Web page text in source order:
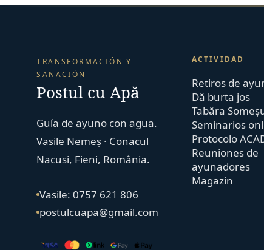
TRANSFORMACIÓN Y
SANACIÓN
Postul cu Apă
Guía de ayuno con agua.
Vasile Nemeș · Conacul
Nacusi, Fieni, România.
Vasile: 0757 621 806
postulcuapa@gmail.com
ACTIVIDAD
Retiros de
Dă burta jos
Tabăra
Seminarios
Protocolo
Reuniones de
ayunadores
Magazin